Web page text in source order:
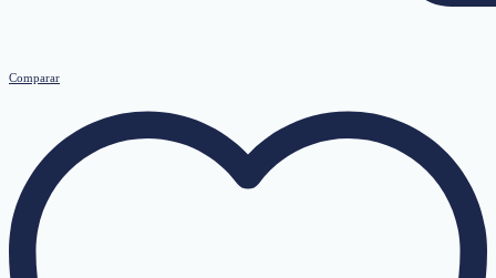
Comparar